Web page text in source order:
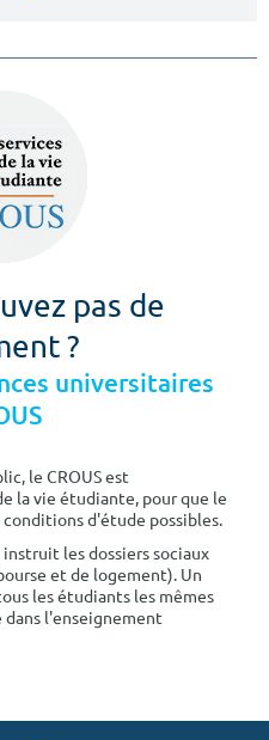
pas de
?
universitaires
le CROUS est
la vie étudiante, pour que le
d'étude possibles.
les dossiers sociaux
et de logement). Un
les étudiants les mêmes
dans l'enseignement